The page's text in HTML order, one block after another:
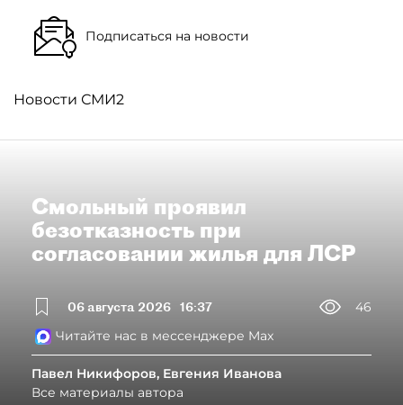
Подписаться на новости
Новости СМИ2
Смольный проявил
безотказность при
согласовании жилья для ЛСР
06 августа 2026 16:37
46
Читайте нас в мессенджере Max
Павел Никифоров, Евгения Иванова
Все материалы автора